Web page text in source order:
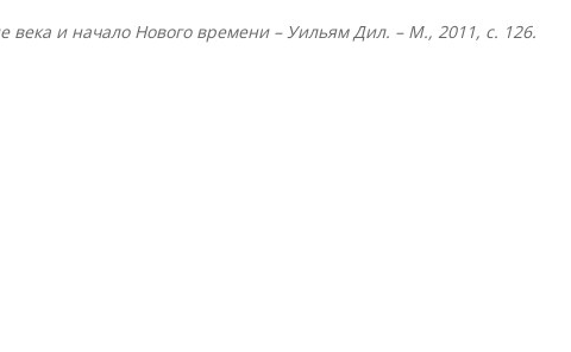
века и начало Нового времени – Уильям Дил. – М., 2011, с. 126.